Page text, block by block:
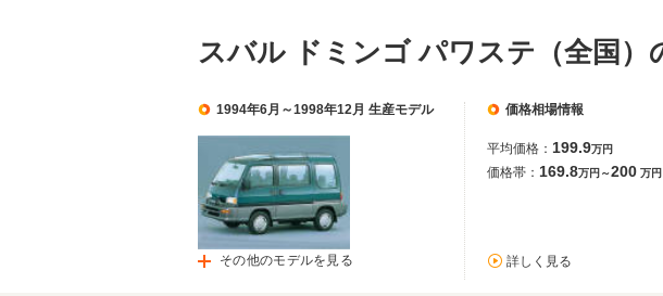
スバル ドミンゴ パワステ（全国）
1994年6月～1998年12月 生産モデル
その他のモデルを見る
価格相場情報
平均価格： 199.9万円
価格帯： 169.8万円～200 万円
詳しく見る